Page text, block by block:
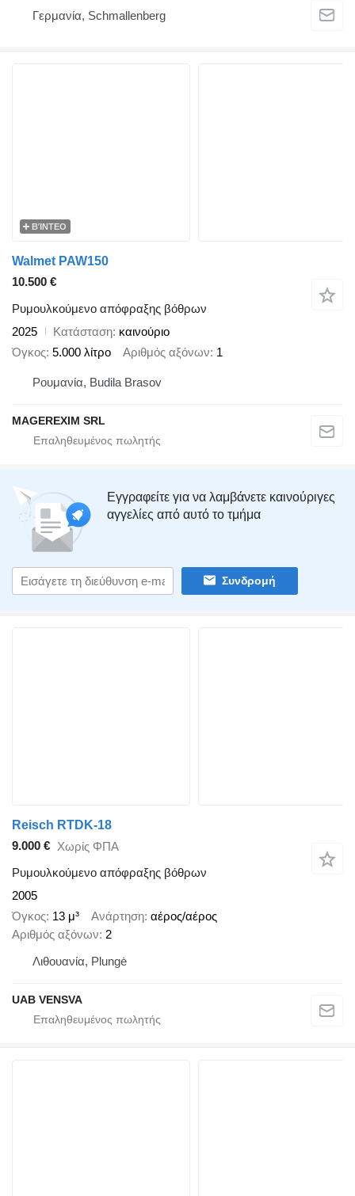
Γερμανία, Schmallenberg
ΒΊΝΤΕΟ
Walmet PAW150
10.500 €
Ρυμουλκούμενο απόφραξης βόθρων
2025
Κατάσταση καινούριο
Όγκος 5.000 λίτρο Αριθμός αξόνων 1
Ρουμανία, Budila Brasov
MAGEREXIM SRL
Εγγραφείτε για να λαμβάνετε καινούριγες
αγγελίες από αυτό το τμήμα
Συνδρομή
Reisch RTDK-18
9.000 € Χωρίς ΦΠΑ
Ρυμουλκούμενο απόφραξης βόθρων
2005
Όγκος 13 μ³ Ανάρτηση αέρος/αέρος
Αριθμός αξόνων 2
Λιθουανία, Plungė
UAB VENSVA